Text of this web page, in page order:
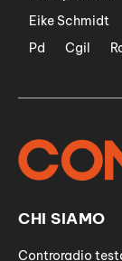
Eike Schmidt
Pd
Cgil
CHI SIAMO
Controradio